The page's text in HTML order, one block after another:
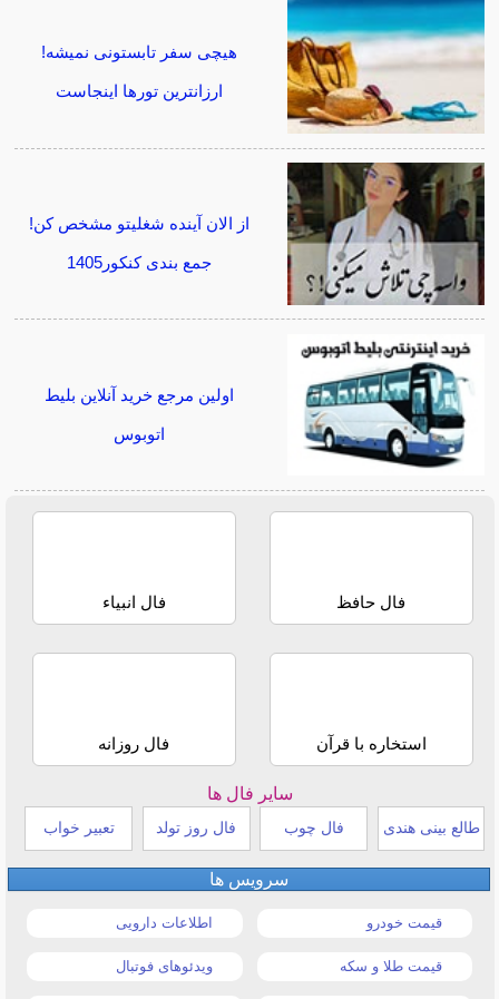
هیچی سفر تابستونی نمیشه!
ارزانترین تورها اینجاست
از الان آینده شغلیتو مشخص کن!
جمع بندی کنکور1405
اولین مرجع خرید آنلاین بلیط
اتوبوس
فال حافظ فال انبیاء
استخاره با قرآن فال روزانه
سایر فال ها
طالع بینی هندی فال چوب فال روز تولد تعبیر خواب
سرویس ها
قیمت خودرو اطلاعات دارویی
قیمت طلا و سکه ویدئوهای فوتبال